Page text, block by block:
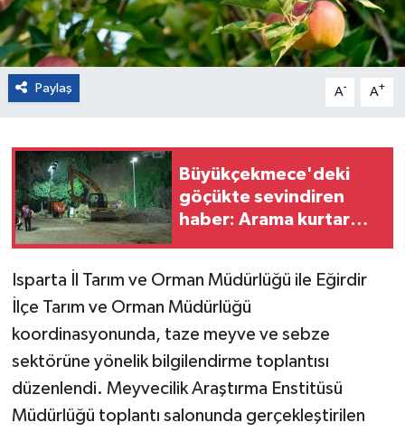
Paylaş A- A+
Büyükçekmece'deki
göçükte sevindiren
haber: Arama kurtarma
Isparta İl Tarım ve Orman Müdürlüğü ile Eğirdir
İlçe Tarım ve Orman Müdürlüğü
koordinasyonunda, taze meyve ve sebze
sektörüne yönelik bilgilendirme toplantısı
düzenlendi. Meyvecilik Araştırma Enstitüsü
Müdürlüğü toplantı salonunda gerçekleştirilen